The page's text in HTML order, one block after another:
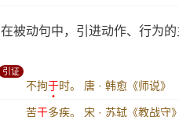
在被动句中，引进动作、行为的
引证
不拘于时。 唐 · 韩愈《师说》
苦于多疾。 宋 · 苏轼《教战守》